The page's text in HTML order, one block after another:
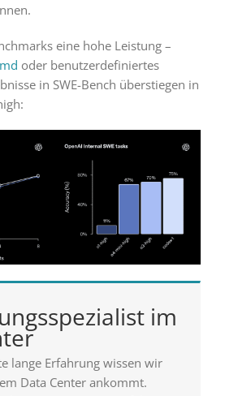
eine hohe Leistung –
oder benutzerdefiniertes
in SWE-Bench überstiegen in
im
lange Erfahrung wissen wir
Data Center ankommt.